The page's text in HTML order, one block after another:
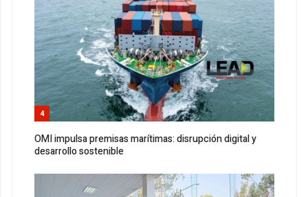
4
OMI impulsa premisas marítimas: disrupción digital y
desarrollo sostenible